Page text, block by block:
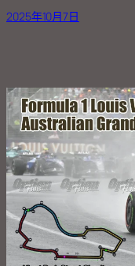
2025年10月7日